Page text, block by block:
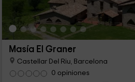
Masía El Graner
Castellar Del Riu, Barcelona
0 opiniones